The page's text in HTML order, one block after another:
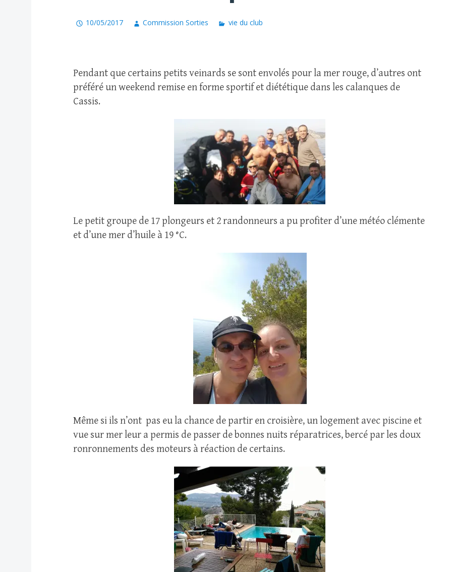
10/05/2017 Commission Sorties vie du club
Pendant que certains petits veinards se sont envolés pour la mer rouge, d’autres ont
préféré un weekend remise en forme sportif et diététique dans les calanques de
Cassis.
Le petit groupe de 17 plongeurs et 2 randonneurs a pu profiter d’une météo clémente
et d’une mer d’huile à 19 °C.
Même si ils n’ont pas eu la chance de partir en croisière, un logement avec piscine et
vue sur mer leur a permis de passer de bonnes nuits réparatrices, bercé par les doux
ronronnements des moteurs à réaction de certains.